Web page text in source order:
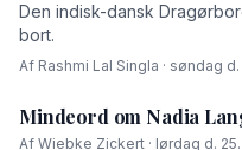
Den indisk-dansk
bort.
Af Rashmi Lal Singla · søndag
Mindeord om Nadia
Af Wiebke Zickert · lørdag d.